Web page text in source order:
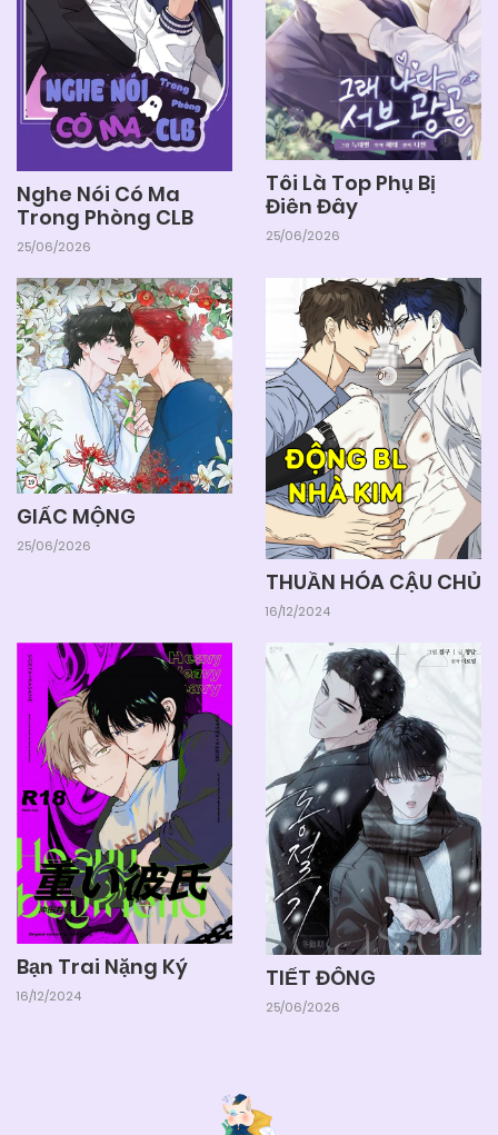
Nghe Nói Có Ma
Trong Phòng CLB
25/06/2026
Tôi Là Top Phụ Bị
Điên Đây
25/06/2026
GIẤC MỘNG
25/06/2026
THUẦN HÓA CẬU CHỦ
16/12/2024
Bạn Trai Nặng Ký
16/12/2024
TIẾT ĐÔNG
25/06/2026